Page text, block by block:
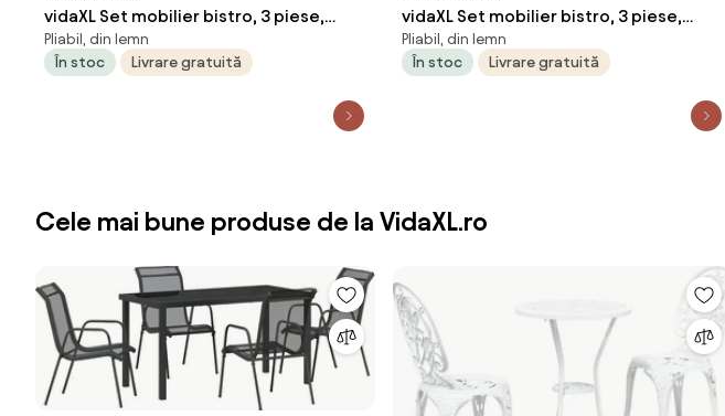
vidaXL Set mobilier bistro, 3 piese,
textil bej/lemn masiv
Pliabil, din lemn
În stoc
Livrare gratuită
vidaXL Set mobilier bistro, 3 piese,
textil taupe/lemn masiv
Pliabil, din lemn
În stoc
Livrare gratuită
Cele mai bune produse de la VidaXL.ro